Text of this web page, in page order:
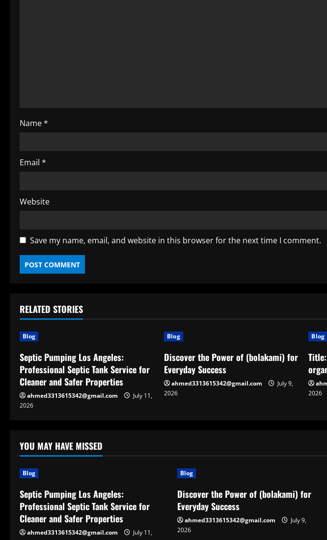
i
n
g
Name*
Email *
Website
Save my name, email, and website in this browser for the next time I comment.
RELATED STORIES
Blog
Septic Pumping Los Angeles:
Professional Septic Tank Service for
Cleaner and Safer Properties
ahmed3313615342@gmail.com
July 11,
2026
Blog
Discover the Power of (bolakami) for
Everyday Success
ahmed3313615342@gmail.com
July 9,
2026
Blog
2026
YOU MAY HAVE MISSED
Blog
Septic Pumping Los Angeles:
Professional Septic Tank Service for
Cleaner and Safer Properties
ahmed3313615342@gmail.com
July 11,
Blog
Discover the Power of (bolakami) for
Everyday Success
ahmed3313615342@gmail.com
July 9,
2026